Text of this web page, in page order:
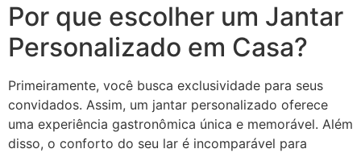
Por que escolher um Jantar
Personalizado em Casa?
Primeiramente, você busca exclusividade para seus
convidados. Assim, um jantar personalizado oferece
uma experiência gastronômica única e memorável. Além
disso, o conforto do seu lar é incomparável para